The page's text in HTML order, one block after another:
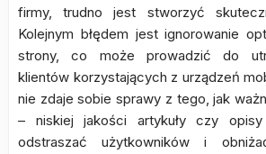
firmy, trudno jest stworzyć
Kolejnym błędem jest ignorowanie
strony, co może prowadzić do
klientów korzystających z urządzeń
nie zdaje sobie sprawy z tego, jak
– niskiej jakości artykuły czy
odstraszać użytkowników i